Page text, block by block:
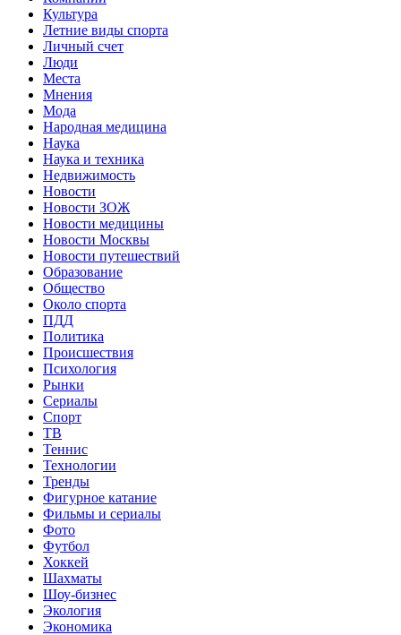
Культура
Летние виды спорта
Личный счет
Люди
Места
Мнения
Мода
Народная медицина
Наука
Наука и техника
Недвижимость
Новости
Новости ЗОЖ
Новости медицины
Новости Москвы
Новости путешествий
Образование
Общество
Около спорта
ПДД
Политика
Происшествия
Психология
Рынки
Сериалы
Спорт
ТВ
Теннис
Технологии
Тренды
Фигурное катание
Фильмы и сериалы
Фото
Футбол
Хоккей
Шахматы
Шоу-бизнес
Экология
Экономика